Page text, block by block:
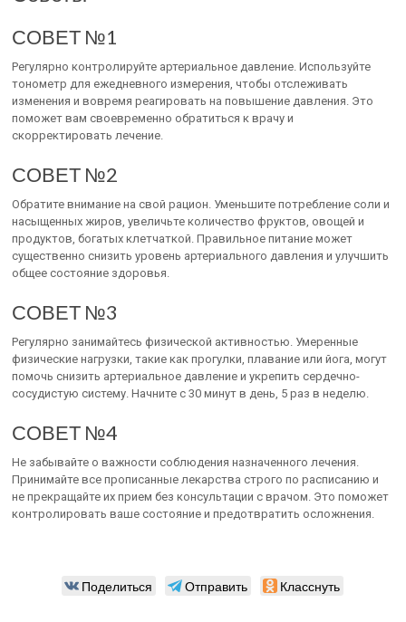
СОВЕТ №1
Регулярно контролируйте артериальное давление. Используйте
тонометр для ежедневного измерения, чтобы отслеживать
изменения и вовремя реагировать на повышение давления. Это
поможет вам своевременно обратиться к врачу и
скорректировать лечение.
СОВЕТ №2
Обратите внимание на свой рацион. Уменьшите потребление соли и
насыщенных жиров, увеличьте количество фруктов, овощей и
продуктов, богатых клетчаткой. Правильное питание может
существенно снизить уровень артериального давления и улучшить
общее состояние здоровья.
СОВЕТ №3
Регулярно занимайтесь физической активностью. Умеренные
физические нагрузки, такие как прогулки, плавание или йога, могут
помочь снизить артериальное давление и укрепить сердечно-
сосудистую систему. Начните с 30 минут в день, 5 раз в неделю.
СОВЕТ №4
Не забывайте о важности соблюдения назначенного лечения.
Принимайте все прописанные лекарства строго по расписанию и
не прекращайте их прием без консультации с врачом. Это поможет
контролировать ваше состояние и предотвратить осложнения.
Поделиться Отправить Класснуть